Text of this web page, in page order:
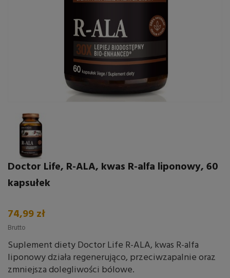
Doctor Life, R-ALA, kwas R-alfa liponowy, 60
kapsułek
74,99 zł
Brutto
Suplement diety Doctor Life R-ALA, kwas R-alfa
liponowy działa regenerująco, przeciwzapalnie oraz
zmniejsza dolegliwości bólowe.